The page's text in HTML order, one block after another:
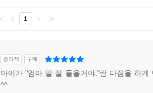
1
종이책 구매
아이가 "엄마 말 잘 들을거야."란 다짐을 하게
^^